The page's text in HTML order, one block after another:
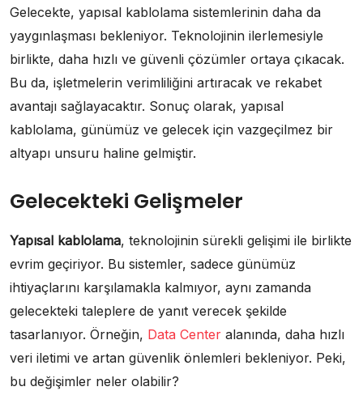
Gelecekte, yapısal kablolama sistemlerinin daha da
yaygınlaşması bekleniyor. Teknolojinin ilerlemesiyle
birlikte, daha hızlı ve güvenli çözümler ortaya çıkacak.
Bu da, işletmelerin verimliliğini artıracak ve rekabet
avantajı sağlayacaktır. Sonuç olarak, yapısal
kablolama, günümüz ve gelecek için vazgeçilmez bir
altyapı unsuru haline gelmiştir.
Gelecekteki Gelişmeler
Yapısal kablolama, teknolojinin sürekli gelişimi ile birlikte
evrim geçiriyor. Bu sistemler, sadece günümüz
ihtiyaçlarını karşılamakla kalmıyor, aynı zamanda
gelecekteki taleplere de yanıt verecek şekilde
tasarlanıyor. Örneğin, Data Center alanında, daha hızlı
veri iletimi ve artan güvenlik önlemleri bekleniyor. Peki,
bu değişimler neler olabilir?